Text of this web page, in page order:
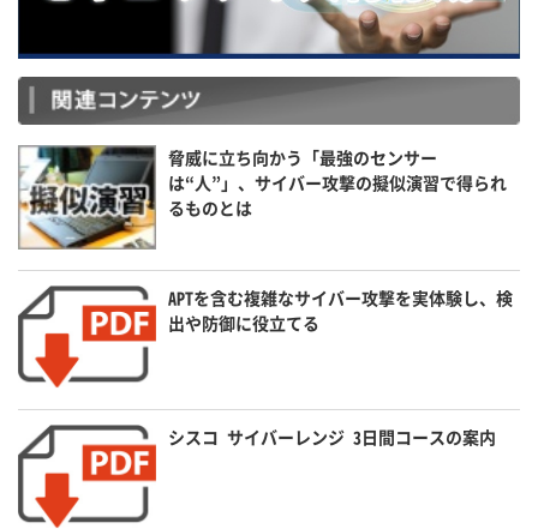
脅威に立ち向かう「最強のセンサー
は“人”」、サイバー攻撃の擬似演習で得られ
るものとは
APTを含む複雑なサイバー攻撃を実体験し、検
出や防御に役立てる
シスコ サイバーレンジ 3日間コースの案内